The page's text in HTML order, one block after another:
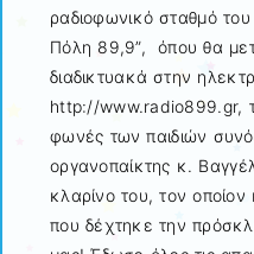
ραδιοφωνικό σταθμό
Πόλη 89,9”, όπου θα
διαδικτυακά στην
http://www.radio899.gr,
φωνές των παιδιών
οργανοπαίκτης κ.
κλαρίνο του, τον οποίον
που δέχτηκε την